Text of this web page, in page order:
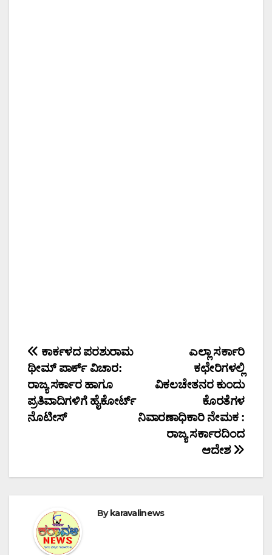
Post
navigation
ಎಲ್ಲಾ ಸರ್ಕಾರಿ
ಕಛೇರಿಗಳಲ್ಲಿ
ವಿಕಲಚೇತನರ ಕುಂದು
ಕೊರತೆಗಳ
ನಿವಾರಣಾಧಿಕಾರಿ ನೇಮಕ :
ರಾಜ್ಯ ಸರ್ಕಾರದಿಂದ
ಆದೇಶ
ಕಾರ್ಕಳದ ಪರಶುರಾಮ
ಥೀಮ್ ಪಾರ್ಕ್ ವಿಚಾರ:
ರಾಜ್ಯ ಸರ್ಕಾರ ಹಾಗೂ
ಪ್ರತಿವಾದಿಗಳಿಗೆ ಹೈಕೋರ್ಟ್
ನೊಟೀಸ್
Bykaravalinews